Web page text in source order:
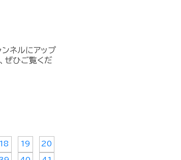
ンネルにアップ
ぜひご覧くだ
18 19 20